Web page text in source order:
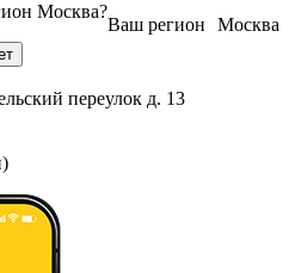
Москва
Ваш регион
Москва?
переулок д. 13